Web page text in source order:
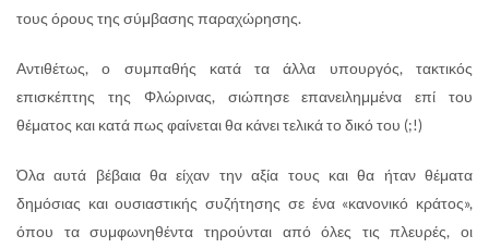
τους όρους της σύμβασης παραχώρησης.
Αντιθέτως, ο συμπαθής κατά τα άλλα υπουργός, τακτικός
επισκέπτης της Φλώρινας, σιώπησε επανειλημμένα επί του
θέματος και κατά πως φαίνεται θα κάνει τελικά το δικό του (;!)
Όλα αυτά βέβαια θα είχαν την αξία τους και θα ήταν θέματα
δημόσιας και ουσιαστικής συζήτησης σε ένα «κανονικό κράτος»,
όπου τα συμφωνηθέντα τηρούνται από όλες τις πλευρές, οι